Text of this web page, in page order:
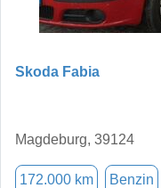
Skoda Fabia
Magdeburg, 39124
172.000 km Benzin